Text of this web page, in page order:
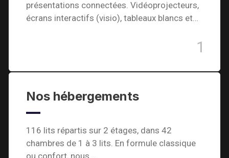
présentations connectées. Vidéoprojecteurs,
écrans interactifs (visio), tableaux blancs et…
1
Nos hébergements
116 lits répartis sur 2 étages, dans 42
chambres de 1 à 3 lits. En formule classique
ou confort, nous…